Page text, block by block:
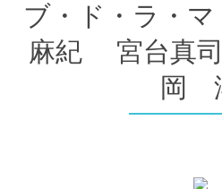
ブ・ド・ラ・
麻紀 宮台真司
岡